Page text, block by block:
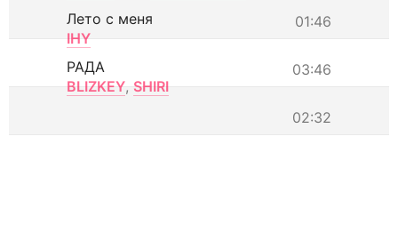
01:46
Лето с меня
IHY
03:46
РАДА
BLIZKEY, SHIRI
02:32